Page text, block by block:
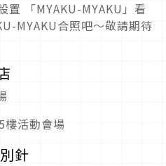
置 「MYAKU-MYAKU」看
MYAKU合照吧～敬請期待
活動會場
針